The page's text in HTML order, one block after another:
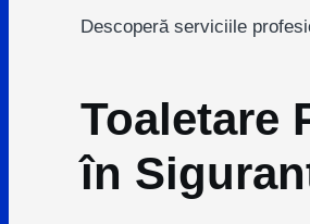
Descoperă serviciile
Toaletare
în